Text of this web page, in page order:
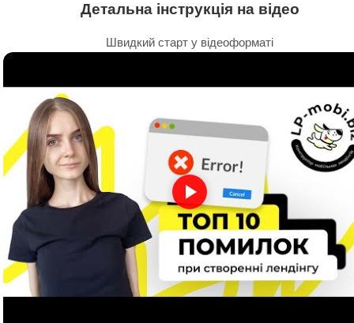
Детальна інструкція на відео
Швидкий старт у відеоформаті